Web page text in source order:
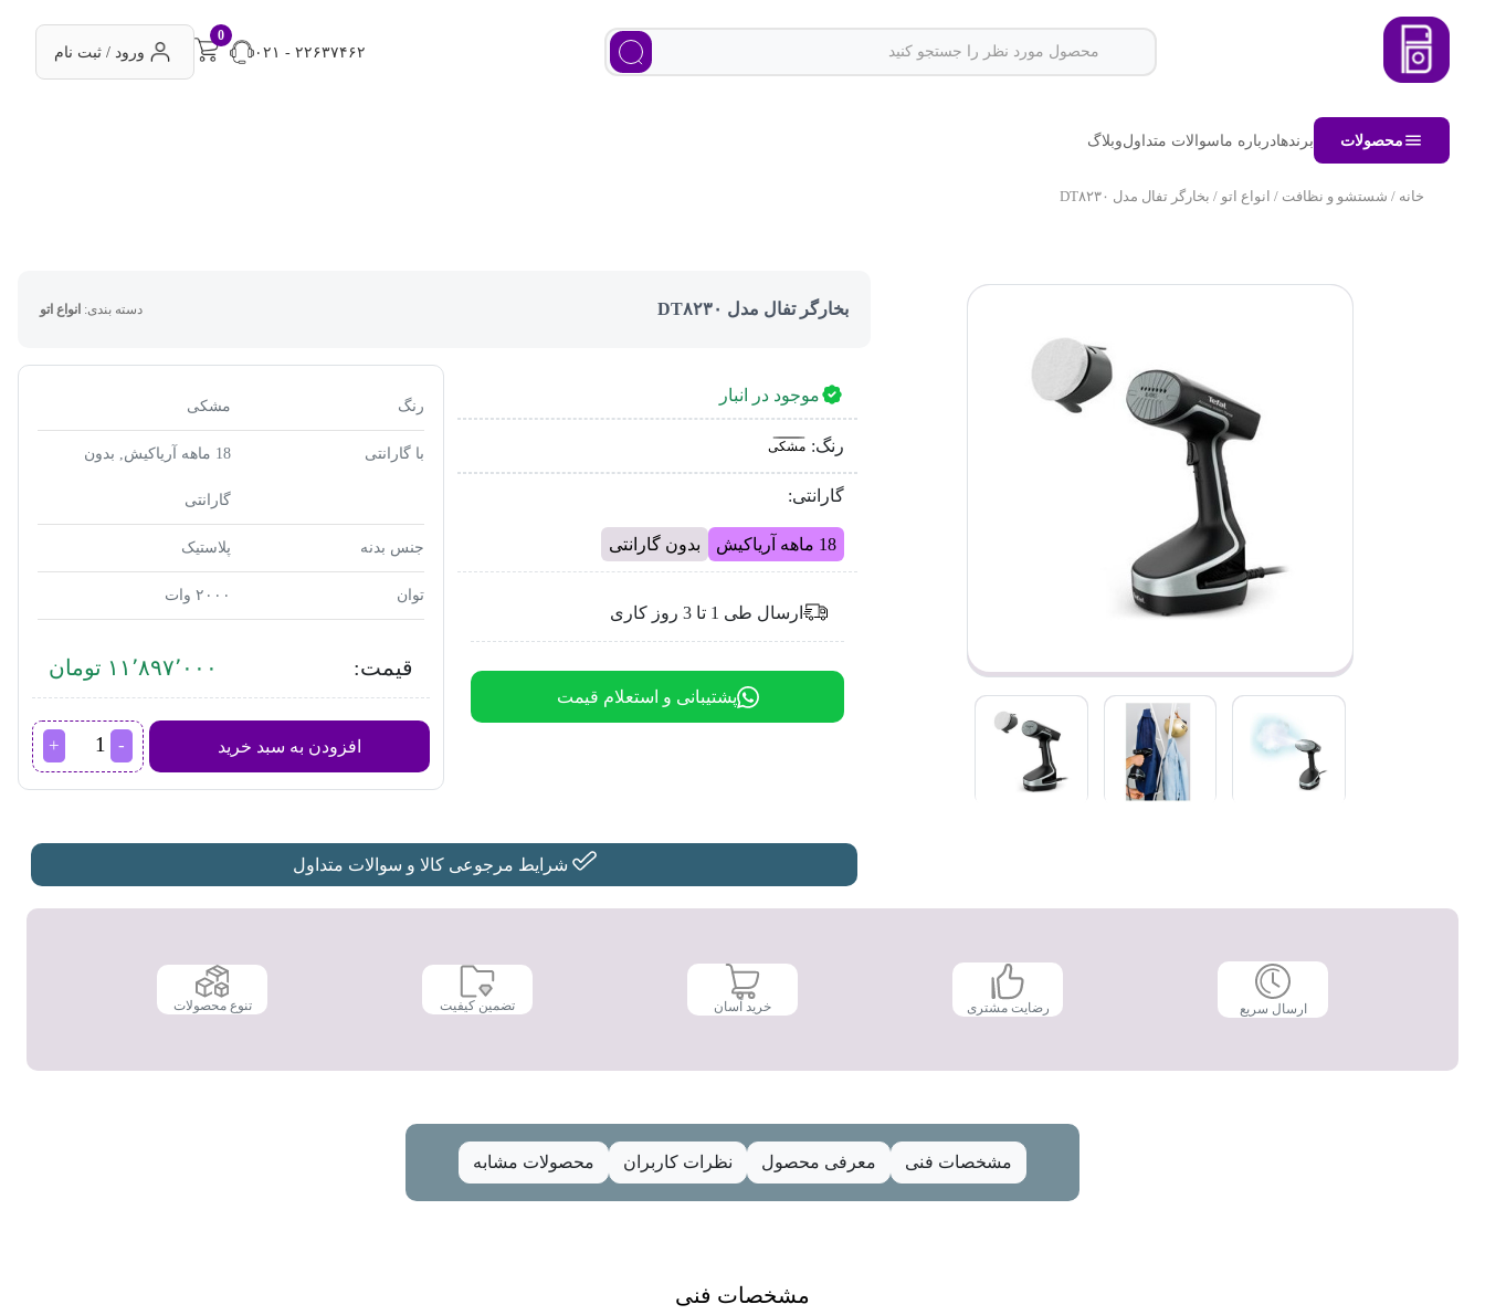
۰۲۱ - ۲۲۶۳۷۴۶۲
0
ورود / ثبت نام
محصولات برندهادرباره ماسوالات متداولوبلاگ
خانه / شستشو و نظافت / انواع اتو / بخارگر تفال مدل DT۸۲۳۰
بخارگر تفال مدل DT۸۲۳۰ دسته بندی: انواع اتو
موجود در انبار
رنگ: مشکی
گارانتی:
18 ماهه آریاکیش بدون گارانتی
ارسال طی 1 تا 3 روز کاری
پشتیبانی و استعلام قیمت
رنگ مشکی
با گارانتی 18 ماهه آریاکیش, بدون
گارانتی
جنس بدنه پلاستیک
توان ۲۰۰۰ وات
قیمت: ۱۱٬۸۹۷٬۰۰۰ تومان
افزودن به سبد خرید
بخارگر
تفال
شرایط مرجوعی کالا و سوالات متداول
ارسال سریع رضایت مشتری خرید آسان تضمین کیفیت تنوع محصولات
مشخصات فنی معرفی محصول نظرات کاربران محصولات مشابه
مشخصات فنی